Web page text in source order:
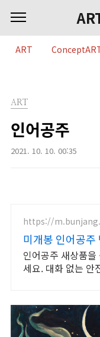
ART
ART
인어공주
2021. 10. 10. 00:35
https://
미개봉 인어공주
최대 브랜드 중
인어공주 새상품
세요. 대화 없는 안
업로드